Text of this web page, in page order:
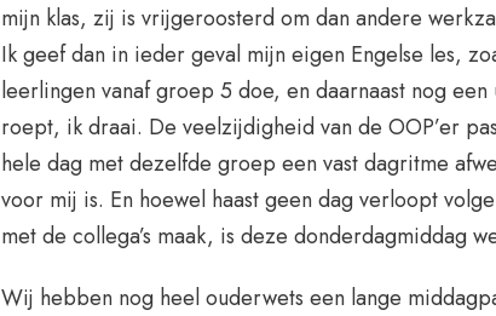
mijn klas, zij is vrijgeroosterd om dan andere
Ik geef dan in ieder geval mijn eigen Engelse les,
leerlingen vanaf groep 5 doe, en daarnaast nog een
roept, ik draai. De veelzijdigheid van de OOP’er
hele dag met dezelfde groep een vast dagritme
voor mij is. En hoewel haast geen dag verloopt
met de collega’s maak, is deze donderdagmiddag
Wij hebben nog heel ouderwets een lange